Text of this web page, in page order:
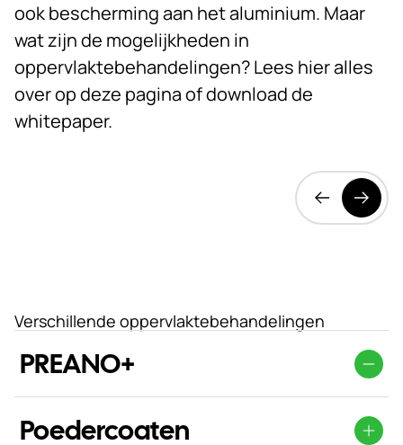
ook bescherming aan het aluminium. Maar
wat zijn de mogelijkheden in
oppervlaktebehandelingen? Lees hier alles
over op deze pagina of download de
whitepaper.
Verschillende oppervlaktebehandelingen
PREANO+
PREANO+ geeft corrosie geen kans
Met PREANO+ biedt Novastruct de hoogste kwaliteit.
Poedercoaten